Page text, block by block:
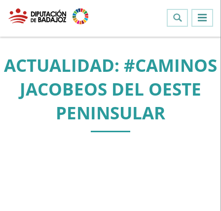
ACTUALIDAD: #CAMINOS
JACOBEOS DEL OESTE
PENINSULAR